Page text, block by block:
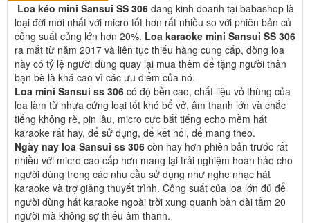
Loa kéo mini Sansui SS 306 đang kinh doanh tại babashop là
loại đời mới nhất với micro tốt hơn rất nhiều so với phiên bản củ
công suất củng lớn hơn 20%. Loa karaoke mini Sansui SS 306
ra mắt từ năm 2017 và liên tục thiếu hàng cung cấp, dòng loa
này có tỷ lệ người dùng quay lại mua thêm để tặng người thân
bạn bè là khá cao vì các ưu điểm của nó.
Loa mini Sansui ss 306 có độ bền cao, chất liệu vỏ thùng của
loa làm từ nhựa cứng loại tốt khó bể vở, âm thanh lớn và chắc
tiếng không rè, pin lâu, micro cực bắt tiếng echo mềm hát
karaoke rất hay, dể sử dụng, dể kết nối, dể mang theo.
Ngày nay loa Sansui ss 306 còn hay hơn phiên bản trước rất
nhiều với micro cao cấp hơn mang lại trải nghiệm hoàn hảo cho
người dùng trong các nhu cầu sử dụng như nghe nhạc hát
karaoke và trợ giảng thuyết trình. Công suất của loa lớn đủ để
người dùng hát karaoke ngoài trời xung quanh bàn dài tầm 20
người mà không sợ thiếu âm thanh.